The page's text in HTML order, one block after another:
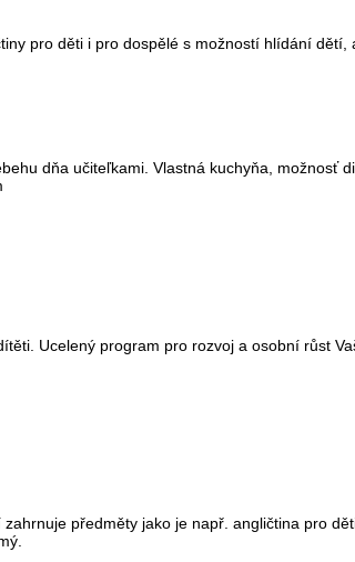
pro děti i pro dospělé s možností hlídání
dňa učiteľkami. Vlastná kuchyňa, možnosť
Ucelený program pro rozvoj a osobní růst
předměty jako je např. angličtina pro